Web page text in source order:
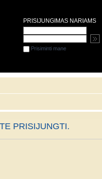
PRISIJUNGTI.
PRISIJUNGIMAS NARIAMS
Prisiminti mane